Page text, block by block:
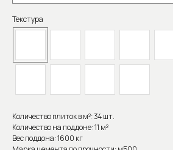
Текстура
Количество плиток в м²: 34 шт.
Количество на поддоне: 11 м²
Вес поддона: 1600 кг